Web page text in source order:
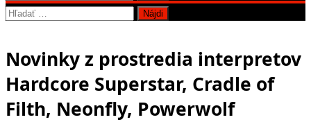
Hľadať:
Novinky z prostredia interpretov
Hardcore Superstar, Cradle of
Filth, Neonfly, Powerwolf